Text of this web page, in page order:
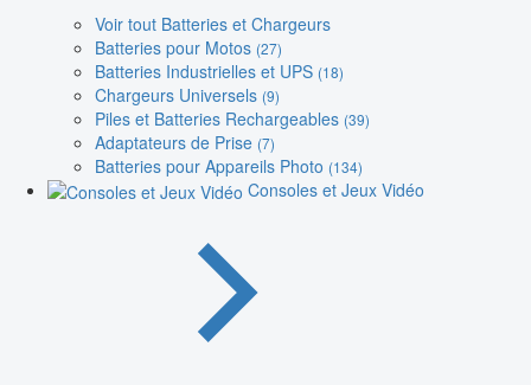
Voir tout Batteries et Chargeurs
Batteries pour Motos (27)
Batteries Industrielles et UPS (18)
Chargeurs Universels (9)
Piles et Batteries Rechargeables (39)
Adaptateurs de Prise (7)
Batteries pour Appareils Photo (134)
Consoles et Jeux Vidéo